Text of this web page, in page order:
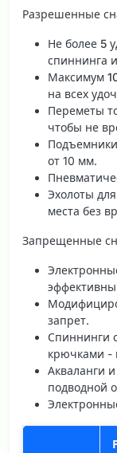
Разрешенные
Не более 5
спиннинга
Максимум
на всех
Переметы
чтобы не
от 10 мм.
Эхолоты
места без
Запрещенные
запрет.
Спиннинги
крючками -
Акваланги
подводной